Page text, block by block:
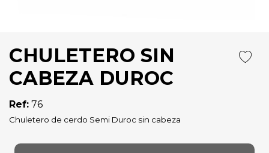
CHULETERO SIN
CABEZA DUROC
Ref: 76
Chuletero de cerdo Semi Duroc sin cabeza